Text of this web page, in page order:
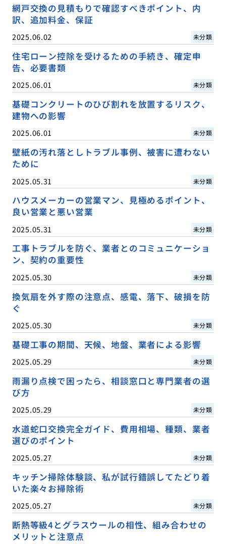
網戸交換の見積もりで確認すべきポイント、内
訳、追加料金、保証
2025.06.02 未分類
住宅ローン控除を受けるための手続き、確定申
告、必要書類
2025.06.01 未分類
基礎コンクリートのひび割れを放置するリスク、
建物への影響
2025.06.01 未分類
壁紙の汚れ落としトラブル事例、被害に遭わない
ために
2025.05.31 未分類
ハウスメーカーの営業マン、見極めるポイント、
良い営業と悪い営業
2025.05.31 未分類
工事トラブルを防ぐ、業者とのコミュニケーショ
ン、契約の重要性
2025.05.30 未分類
換気扇を外す際の注意点、感電、落下、破損を防
ぐ
2025.05.30 未分類
基礎工事の期間、天候、地盤、業者による影響
2025.05.29 未分類
雨漏り点検で困ったら、相談窓口と専門業者の選
び方
2025.05.29 未分類
水道蛇口交換完全ガイド、費用相場、種類、業者
選びのポイント
2025.05.27 未分類
キッチン掃除体験談、私が試行錯誤してたどり着
いた楽々お掃除術
2025.05.27 未分類
断熱等級4とグラスウールの相性、組み合わせの
メリットと注意点